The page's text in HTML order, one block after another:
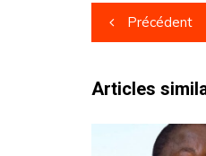
de
l’article
Précédent
Articles